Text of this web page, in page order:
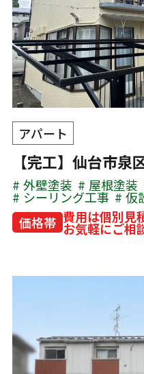
アパート
【完工】仙台市
外壁塗装 屋根塗装
シーリング工事
仮
価格帯 費用は個別見
お気軽にご相